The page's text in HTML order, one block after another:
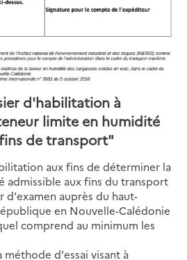
d'habilitation à
limite en humidité
de transport"
aux fins de déterminer la
admissible aux fins du transport
d'examen auprès du haut-
en Nouvelle-Calédonie
comprend au minimum les
d'essai visant à